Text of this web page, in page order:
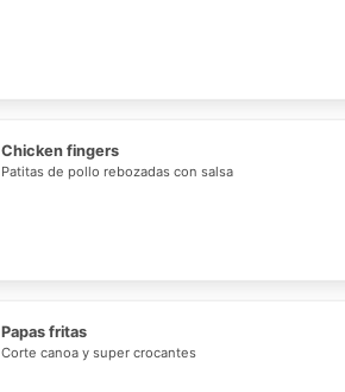
Chicken fingers
Patitas de pollo rebozadas con salsa
Papas fritas
Corte canoa y super crocantes